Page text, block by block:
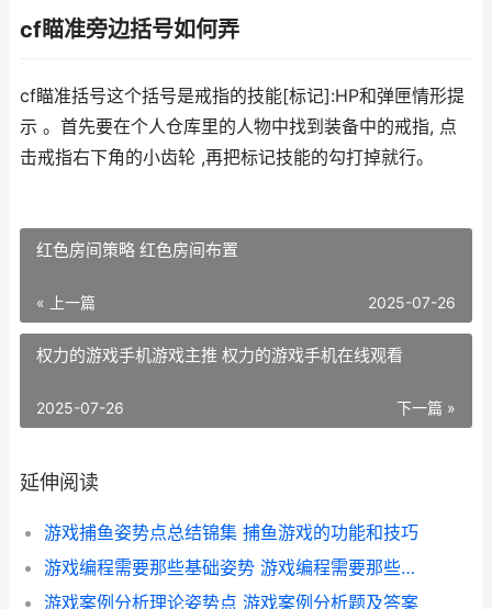
cf瞄准旁边括号如何弄
cf瞄准括号这个括号是戒指的技能[标记]:HP和弹匣情形提
示 。首先要在个人仓库里的人物中找到装备中的戒指, 点
击戒指右下角的小齿轮 ,再把标记技能的勾打掉就行。
红色房间策略 红色房间布置
« 上一篇 2025-07-26
权力的游戏手机游戏主推 权力的游戏手机在线观看
下一篇 »
2025-07-26
延伸阅读
游戏捕鱼姿势点总结锦集 捕鱼游戏的功能和技巧
游戏编程需要那些基础姿势 游戏编程需要那些软件
游戏案例分析理论姿势点 游戏案例分析题及答案